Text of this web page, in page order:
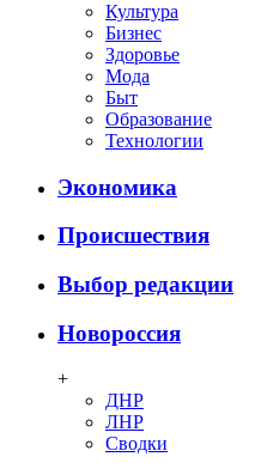
Культура
Бизнес
Здоровье
Мода
Быт
Образование
Технологии
Экономика
Происшествия
Выбор редакции
Новороссия
+
ДНР
ЛНР
Сводки